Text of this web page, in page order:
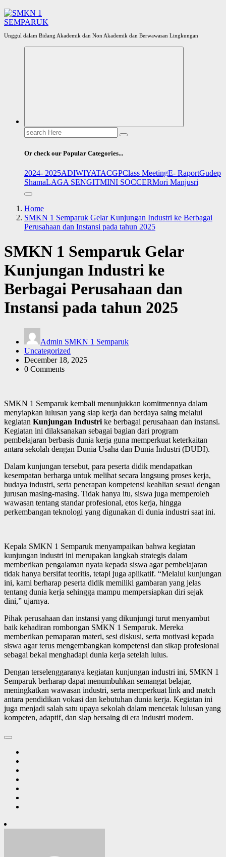
Unggul dalam Bidang Akademik dan Non Akademik dan Berwawasan Lingkungan
Search
for:
Or check our Popular Categories...
2024- 2025ADIWIYATACGPClass MeetingE- RaportGudep
ShamaLAGA SENGITMINI SOCCERMori Manjusri
Home
SMKN 1 Semparuk Gelar Kunjungan Industri ke Berbagai
Perusahaan dan Instansi pada tahun 2025
SMKN 1 Semparuk Gelar
Kunjungan Industri ke
Berbagai Perusahaan dan
Instansi pada tahun 2025
Admin SMKN 1 Semparuk
Uncategorized
December 18, 2025
0 Comments
SMKN 1 Semparuk kembali menunjukkan komitmennya dalam
menyiapkan lulusan yang siap kerja dan berdaya saing melalui
kegiatan Kunjungan Industri ke berbagai perusahaan dan instansi.
Kegiatan ini dilaksanakan sebagai bagian dari program
pembelajaran berbasis dunia kerja guna memperkuat keterkaitan
antara sekolah dengan Dunia Usaha dan Dunia Industri (DUDI).
Dalam kunjungan tersebut, para peserta didik mendapatkan
kesempatan berharga untuk melihat secara langsung proses kerja,
budaya industri, serta penerapan kompetensi keahlian sesuai dengan
jurusan masing-masing. Tidak hanya itu, siswa juga memperoleh
wawasan tentang standar profesional, etos kerja, hingga
perkembangan teknologi yang digunakan di dunia industri saat ini.
Kepala SMKN 1 Semparuk menyampaikan bahwa kegiatan
kunjungan industri ini merupakan langkah strategis dalam
memberikan pengalaman nyata kepada siswa agar pembelajaran
tidak hanya bersifat teoritis, tetapi juga aplikatif. “Melalui kunjungan
ini, kami berharap peserta didik memiliki gambaran yang jelas
tentang dunia kerja sehingga mampu mempersiapkan diri sejak
dini,” ujarnya.
Pihak perusahaan dan instansi yang dikunjungi turut menyambut
baik kehadiran rombongan SMKN 1 Semparuk. Mereka
memberikan pemaparan materi, sesi diskusi, serta motivasi kepada
siswa agar terus mengembangkan kompetensi dan sikap profesional
sebagai bekal menghadapi dunia kerja setelah lulus.
Dengan terselenggaranya kegiatan kunjungan industri ini, SMKN 1
Semparuk berharap dapat menumbuhkan semangat belajar,
meningkatkan wawasan industri, serta memperkuat link and match
antara pendidikan vokasi dan kebutuhan dunia kerja. Kegiatan ini
juga menjadi salah satu upaya sekolah dalam mencetak lulusan yang
kompeten, adaptif, dan siap bersaing di era industri modern.